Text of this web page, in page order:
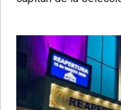
INTERNACIONALES
• SERVICIOS
• RADIOS EN VIVO